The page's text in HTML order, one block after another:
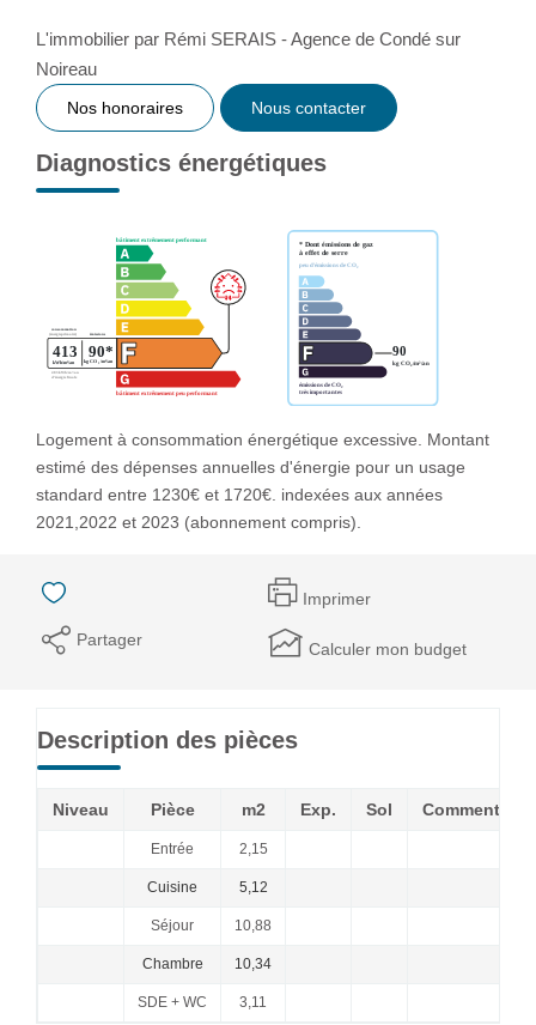
L'immobilier par Rémi SERAIS - Agence de Condé sur
Noireau
Nos honoraires Nous contacter
Diagnostics énergétiques
Logement à consommation énergétique excessive. Montant
estimé des dépenses annuelles d'énergie pour un usage
standard entre 1230€ et 1720€. indexées aux années
2021,2022 et 2023 (abonnement compris).
Imprimer
Partager Calculer mon budget
Description des pièces
Niveau Pièce m2 Exp. Sol
Entrée 2,15
Cuisine 5,12
Séjour 10,88
Chambre 10,34
SDE + WC 3,11